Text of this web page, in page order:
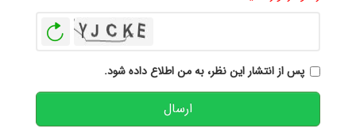
پس از انتشار این نظر، به من اطلاع داده شود.
ارسال